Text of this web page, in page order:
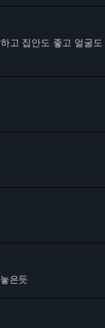
고 집안도 좋고 얼굴
은듯